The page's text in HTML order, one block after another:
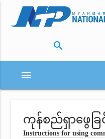
search
menu
ကုန်စည်ရှာဖွေခြ
Instructions for using